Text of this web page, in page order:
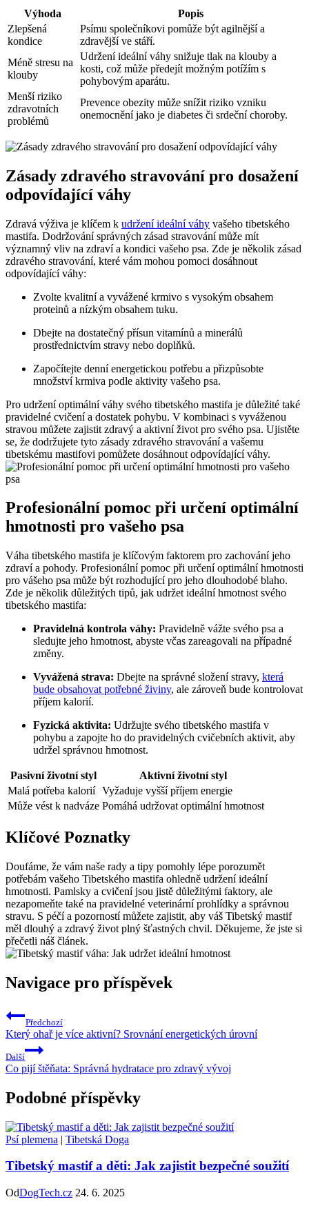
Výhoda
Popis
Zlepšená
kondice
Psímu společníkovi pomůže být agilnější a
zdravější ve stáří.
Méně stresu na
klouby
Udržení ideální váhy snižuje tlak na klouby a
kosti, což může předejít možným potížím s
pohybovým aparátu.
Menší riziko
zdravotních
problémů
Prevence obezity může snížit riziko vzniku
onemocnění jako je diabetes či srdeční choroby.
Zásady zdravého stravování pro dosažení
odpovídající váhy
Zdravá výživa je klíčem k udržení ideální váhy vašeho tibetského
mastifa. Dodržování správných zásad stravování může mít
významný vliv na zdraví a kondici vašeho psa. Zde je několik zásad
zdravého stravování, které vám mohou pomoci dosáhnout
odpovídající váhy:
Zvolte kvalitní a vyvážené krmivo s vysokým obsahem
proteinů a nízkým obsahem tuku.
Dbejte na dostatečný přísun vitamínů a minerálů
prostřednictvím stravy nebo doplňků.
Započítejte denní energetickou potřebu a přizpůsobte
množství krmiva podle aktivity vašeho psa.
Pro udržení optimální váhy svého tibetského mastifa je důležité také
pravidelné cvičení a dostatek pohybu. V kombinaci s vyváženou
stravou můžete zajistit zdravý a aktivní život pro svého psa. Ujistěte
se, že dodržujete tyto zásady zdravého stravování a vašemu
tibetskému mastifovi pomůžete dosáhnout odpovídající váhy.
Profesionální pomoc při určení optimální
hmotnosti pro vašeho psa
Váha tibetského mastifa je klíčovým faktorem pro zachování jeho
zdraví a pohody. Profesionální pomoc při určení optimální hmotnosti
pro vášeho psa může být rozhodující pro jeho dlouhodobé blaho.
Zde je několik důležitých tipů, jak udržet ideální hmotnost svého
tibetského mastifa:
Pravidelná kontrola váhy: Pravidelně vážte svého psa a
sledujte jeho hmotnost, abyste včas zareagovali na případné
změny.
Vyvážená strava: Dbejte na správné složení stravy, která
bude obsahovat potřebné živiny, ale zároveň bude kontrolovat
příjem kalorií.
Fyzická aktivita: Udržujte svého tibetského mastifa v
pohybu a zapojte ho do pravidelných cvičebních aktivit, aby
udržel správnou hmotnost.
Pasivní životní styl
Aktivní životní styl
Malá potřeba kalorií Vyžaduje vyšší příjem energie
Může vést k nadváze Pomáhá udržovat optimální hmotnost
Klíčové Poznatky
Doufáme, že vám naše rady a tipy pomohly lépe porozumět
potřebám vašeho Tibetského mastifa ohledně udržení ideální
hmotnosti. Pamlsky a cvičení jsou jistě důležitými faktory, ale
nezapomeňte také na pravidelné veterinární prohlídky a správnou
stravu. S péčí a pozorností můžete zajistit, aby váš Tibetský mastif
měl dlouhý a zdravý život plný šťastných chvil. Děkujeme, že jste si
přečetli náš článek.
Navigace pro příspěvek
Předchozí
Který ohař je více aktivní? Srovnání energetických úrovní
Další
Co pijí štěňata: Správná hydratace pro zdravý vývoj
Podobné příspěvky
Psí plemena | Tibetská Doga
Tibetský mastif a děti: Jak zajistit bezpečné soužití
OdDogTech.cz 24. 6. 2025